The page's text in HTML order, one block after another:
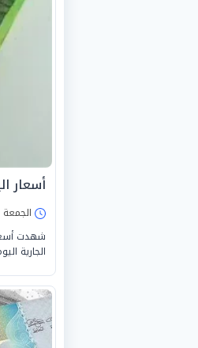
أسعار
الجمعة 03/يوليو/2026 - 10:30 ص
شهدت
الجارية اليوم